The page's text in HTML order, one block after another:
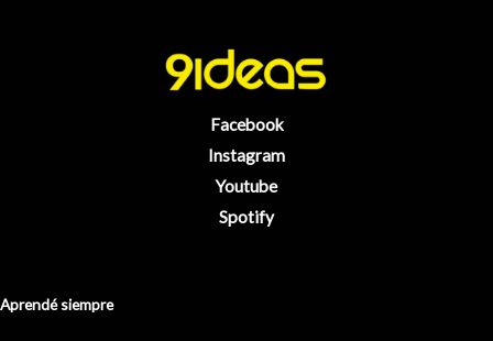
Facebook
Instagram
Youtube
Spotify
Aprendé siempre